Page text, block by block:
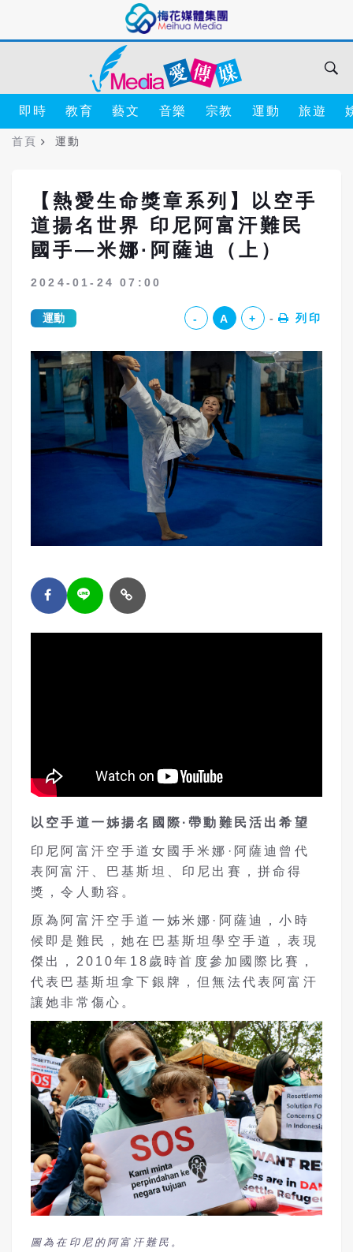
即時 教育 藝文 音樂 宗教 運動 旅遊
首頁 運動
【熱愛生命獎章系列】以空手
道揚名世界 印尼阿富汗難民
國手—米娜·阿薩迪（上）
2024-01-24 07:00
運動 - A + 列印
以空手道一姊揚名國際·帶動難民活出希望
印尼阿富汗空手道女國手米娜·阿薩迪曾代
表阿富汗、巴基斯坦、印尼出賽，拼命得
獎，令人動容。
原為阿富汗空手道一姊米娜·阿薩迪，小時
候即是難民，她在巴基斯坦學空手道，表現
傑出，2010年18歲時首度參加國際比賽，
代表巴基斯坦拿下銀牌，但無法代表阿富汗
讓她非常傷心。
圖為在印尼的阿富汗難民。